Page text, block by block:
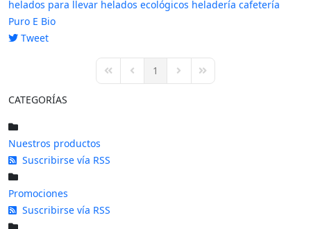
helados para llevar helados ecológicos heladería cafetería
Puro E Bio
Tweet
First PagePrevious Page
1 Next PageLast Page
CATEGORÍAS
Nuestros productos
Suscribirse vía RSS
Promociones
Suscribirse vía RSS